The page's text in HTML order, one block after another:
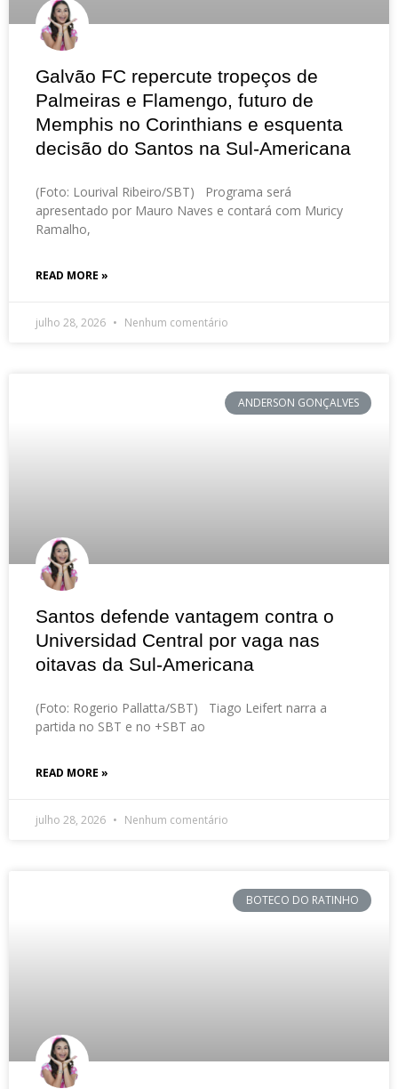
Galvão FC repercute tropeços de
Palmeiras e Flamengo, futuro de
Memphis no Corinthians e esquenta
decisão do Santos na Sul-Americana
(Foto: Lourival Ribeiro/SBT) Programa será
apresentado por Mauro Naves e contará com Muricy
Ramalho,
READ MORE »
julho 28, 2026 Nenhum comentário
ANDERSON GONÇALVES
Santos defende vantagem contra o
Universidad Central por vaga nas
oitavas da Sul-Americana
(Foto: Rogerio Pallatta/SBT) Tiago Leifert narra a
partida no SBT e no +SBT ao
READ MORE »
julho 28, 2026 Nenhum comentário
BOTECO DO RATINHO